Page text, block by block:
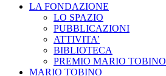
LA FONDAZIONE
LO SPAZIO
PUBBLICAZIONI
ATTIVITA’
BIBLIOTECA
PREMIO MARIO TOBINO
MARIO TOBINO